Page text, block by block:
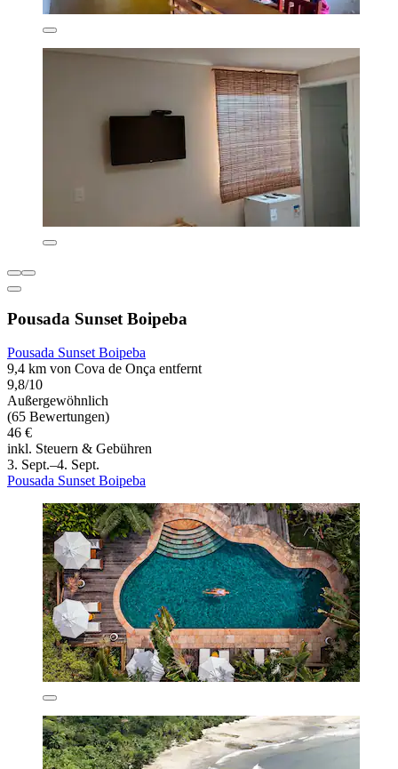
Pousada Sunset Boipeba
Pousada Sunset Boipeba
9,4 km von Cova de Onça entfernt
9,8/10
Außergewöhnlich
(65 Bewertungen)
46 €
inkl. Steuern & Gebühren
3. Sept.–4. Sept.
Pousada Sunset Boipeba